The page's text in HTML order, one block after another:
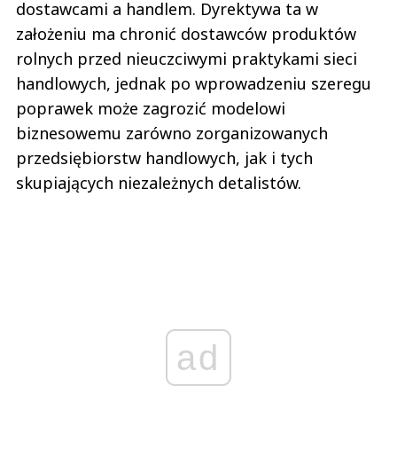
dostawcami a handlem. Dyrektywa ta w
założeniu ma chronić dostawców produktów
rolnych przed nieuczciwymi praktykami sieci
handlowych, jednak po wprowadzeniu szeregu
poprawek może zagrozić modelowi
biznesowemu zarówno zorganizowanych
przedsiębiorstw handlowych, jak i tych
skupiających niezależnych detalistów.
ad